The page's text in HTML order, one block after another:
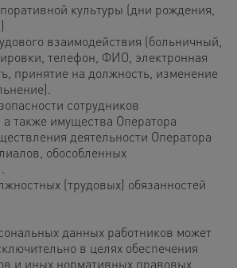
культуры (дни рождения,
взаимодействия (больничный,
телефон, ФИО, электронная
принятие на должность, изменение
сотрудников
также имущества Оператора
деятельности Оператора
обособленных
(трудовых) обязанностей
данных работников может
в целях обеспечения
и иных нормативных правовых